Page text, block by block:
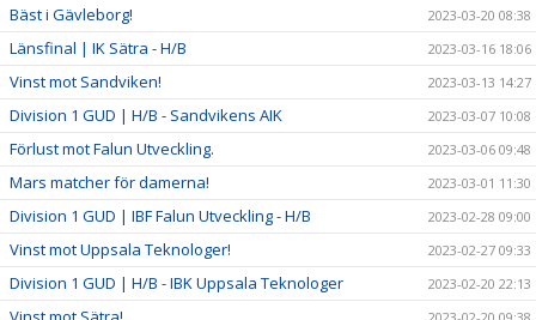
Bäst i Gävleborg! 2023-03-20 08:38
Länsfinal | IK Sätra - H/B 2023-03-16 18:06
Vinst mot Sandviken! 2023-03-13 14:27
Division 1 GUD | H/B - Sandvikens AIK 2023-03-07 10:08
Förlust mot Falun Utveckling. 2023-03-06 09:48
Mars matcher för damerna! 2023-03-01 11:30
Division 1 GUD | IBF Falun Utveckling - H/B 2023-02-28 09:00
Vinst mot Uppsala Teknologer! 2023-02-27 09:33
Division 1 GUD | H/B - IBK Uppsala Teknologer 2023-02-20 22:13